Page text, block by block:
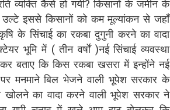
व्यक्ति कैसे हो गयी? किसानों के जमीन के
इससे किसानों को कम मूल्यांकन से जहाँ
के सिंचाई का रकबा दुगुनी करने का वादा
भूमि में ( तीन वर्षों )नई सिंचाई व्यवस्था
बताए कि किस रकबा खसरा में इन्होंने नई
पर मनमाने बिल भेजने वाली भूपेश सरकार के
का वादा करने वाली भूपेश सरकार ने